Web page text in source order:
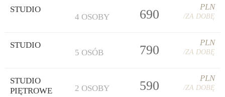
STUDIO
4 OSOBY 690
PLN
/ZA DOBĘ
STUDIO
5 OSÓB 790
PLN
/ZA DOBĘ
STUDIO
PIĘTROWE
2 OSOBY 590
PLN
/ZA DOBĘ